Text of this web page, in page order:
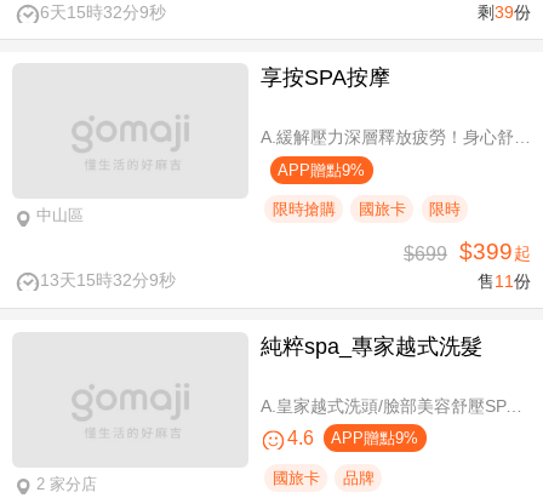
6天15時32分9秒 剩39份
中山區
享按SPA按摩
A.緩解壓力深層釋放疲勞！身心舒壓SPA60分(純手技) / B.緩解壓力 × 放鬆身心 × 深層釋放疲勞！讓身體與情緒同步放鬆全程90分身心舒壓(純手技) / C.打造最適合自己的放鬆！自由搭配客製化四選三舒壓全程90分(手技90分) / D.忙碌也能快速充電！客製化四選一舒壓30分(手技30分)
APP贈點9%
限時搶購 國旅卡 限時
13天15時32分9秒
$699 $399起
售11份
2 家分店
純粹spa_專家越式洗髮
A.皇家越式洗頭/臉部美容舒壓SPA/舒壓採耳SPA 三選一40分(手技40分) / B.越式經典足底深層保養+去足繭+精油按摩 / C.越式純粹經典套餐(臉部美容舒壓SPA/舒壓採耳SPA二選一)全程80分(手技80分) / D.越式皇家古法按摩|全身越式精油舒壓/越式古法指壓 任選全程60分(手技60分)
4.6 APP贈點9%
國旅卡 品牌